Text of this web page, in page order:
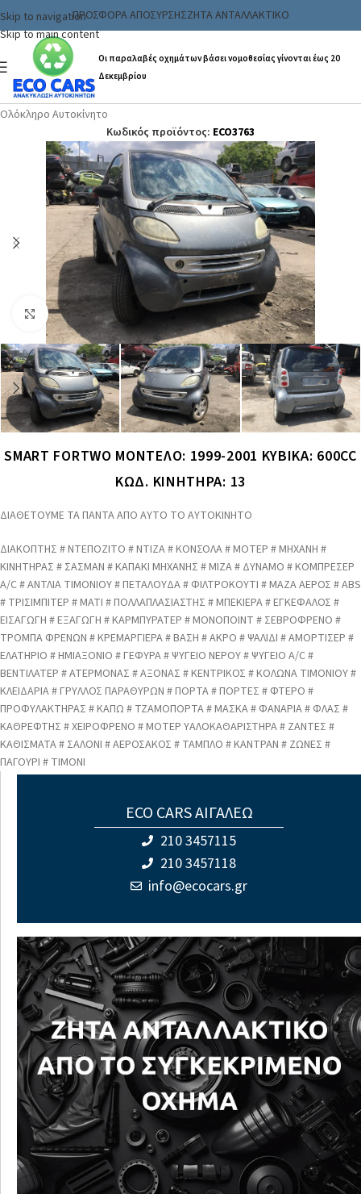
Skip to navigation
Skip to main content
ΠΡΟΣΦΟΡΑ ΑΠΟΣΥΡΣΗΣΖΗΤΑ ΑΝΤΑΛΛΑΚΤΙΚΟ
Οι παραλαβές οχημάτων βάσει νομοθεσίας γίνονται έως 20
Δεκεμβρίου
Αρχική σελίδα/Ανταλλακτικα & Αξεσουάρ
Ολόκληρο Αυτοκίνητο
Κωδικός προϊόντος: ECO3763
Click to enlarge
SMART FORTWO ΜΟΝΤΕΛΟ: 1999-2001 ΚΥΒIΚΑ: 600CC
ΚΩΔ. ΚΙΝΗΤΗΡΑ: 13
ΔΙΑΘΕΤΟΥΜΕ ΤΑ ΠΑΝΤΑ ΑΠΟ ΑΥΤΟ ΤΟ ΑΥΤΟΚΙΝΗΤΟ
ΔΙΑΚΟΠΤΗΣ # ΝΤΕΠΟΖΙΤΟ # ΝΤΙΖΑ # ΚΟΝΣΟΛΑ # ΜΟΤΕΡ # ΜΗΧΑΝΗ #
ΚΙΝΗΤΗΡΑΣ # ΣΑΣΜΑΝ # ΚΑΠΑΚΙ ΜΗΧΑΝΗΣ # ΜΙΖΑ # ΔΥΝΑΜΟ # ΚΟΜΠΡΕΣΕΡ
A/C # ΑΝΤΛΙΑ ΤΙΜΟΝΙΟΥ # ΠΕΤΑΛΟΥΔΑ # ΦΙΛΤΡΟΚΟΥΤΙ # ΜΑΖΑ ΑΕΡΟΣ # ABS
# ΤΡΙΣΙΜΠΙΤΕΡ # ΜΑΤΙ # ΠΟΛΛΑΠΛΑΣΙΑΣΤΗΣ # ΜΠΕΚΙΕΡΑ # ΕΓΚΕΦΑΛΟΣ #
ΕΙΣΑΓΩΓΗ # ΕΞΑΓΩΓΗ # ΚΑΡΜΠΥΡΑΤΕΡ # ΜΟΝΟΠΟΙΝΤ # ΣΕΒΡΟΦΡΕΝΟ #
ΤΡΟΜΠΑ ΦΡΕΝΩΝ # ΚΡΕΜΑΡΓΙΕΡΑ # ΒΑΣΗ # ΑΚΡΟ # ΨΑΛΙΔΙ # ΑΜΟΡΤΙΣΕΡ #
ΕΛΑΤΗΡΙΟ # ΗΜΙΑΞΟΝΙΟ # ΓΕΦΥΡΑ # ΨΥΓΕΙΟ ΝΕΡΟΥ # ΨΥΓΕΙΟ A/C #
ΒΕΝΤΙΛΑΤΕΡ # ΑΤΕΡΜΟΝΑΣ # ΑΞΟΝΑΣ # ΚΕΝΤΡΙΚΟΣ # ΚΟΛΩΝΑ ΤΙΜΟΝΙΟΥ #
ΚΛΕΙΔΑΡΙΑ # ΓΡΥΛΛΟΣ ΠΑΡΑΘΥΡΩΝ # ΠΟΡΤΑ # ΠΟΡΤΕΣ # ΦΤΕΡΟ #
ΠΡΟΦΥΛΑΚΤΗΡΑΣ # ΚΑΠΩ # ΤΖΑΜΟΠΟΡΤΑ # ΜΑΣΚΑ # ΦΑΝΑΡΙΑ # ΦΛΑΣ #
ΚΑΘΡΕΦΤΗΣ # ΧΕΙΡΟΦΡΕΝΟ # ΜΟΤΕΡ ΥΑΛΟΚΑΘΑΡΙΣΤΗΡΑ # ΖΑΝΤΕΣ #
ΚΑΘΙΣΜΑΤΑ # ΣΑΛΟΝΙ # ΑΕΡΟΣΑΚΟΣ # ΤΑΜΠΛΟ # ΚΑΝΤΡΑΝ # ΖΩΝΕΣ #
ΠΑΓΟΥΡΙ # ΤΙΜΟΝΙ
ECO CARS ΑΙΓΑΛΕΩ
210 3457115
210 3457118
info@ecocars.gr